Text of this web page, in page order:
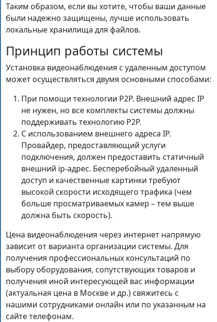
Таким образом, если вы хотите, чтобы ваши данные
были надежно защищены, лучше использовать
локальные хранилища для файлов.
Принцип работы системы
Установка видеонаблюдения с удаленным доступом
может осуществляться двумя основными способами:
При помощи технологии Р2Р. Внешний адрес IP
не нужен, но все комплекты системы должны
поддерживать технологию Р2Р.
С использованием внешнего адреса IP.
Провайдер, предоставляющий услуги
подключения, должен предоставить статичный
внешний ip-адрес. Бесперебойный удаленный
доступ и качественные картинки требуют
высокой скорости исходящего трафика (чем
больше просматриваемых камер – тем выше
должна быть скорость).
Цена видеонаблюдения через интернет напрямую
зависит от варианта организации системы. Для
получения профессиональных консультаций по
выбору оборудования, сопутствующих товаров и
получения иной интересующей вас информации
(актуальная цена в Москве и др.) свяжитесь с
нашими сотрудниками онлайн или по указанным на
сайте телефонам.